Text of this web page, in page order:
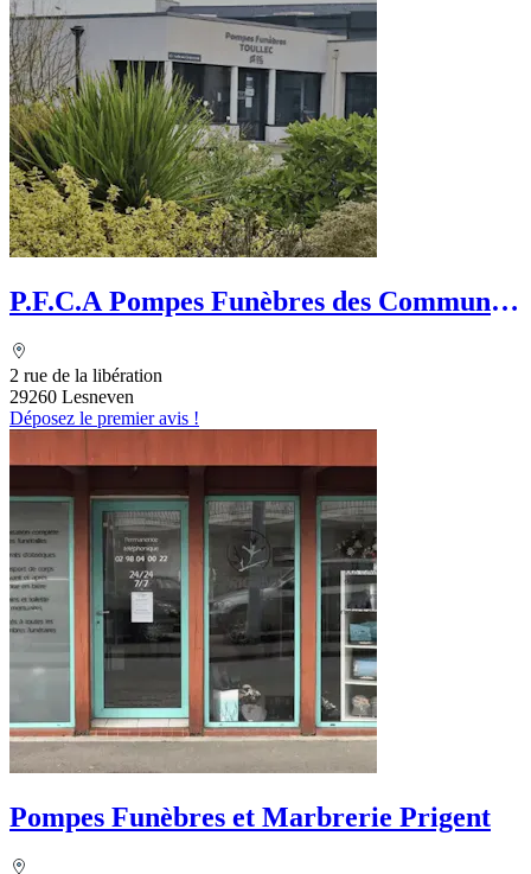
P.F.C.A Pompes Funèbres des Communes
2 rue de la libération
29260 Lesneven
Déposez le premier avis !
Pompes Funèbres et Marbrerie Prigent